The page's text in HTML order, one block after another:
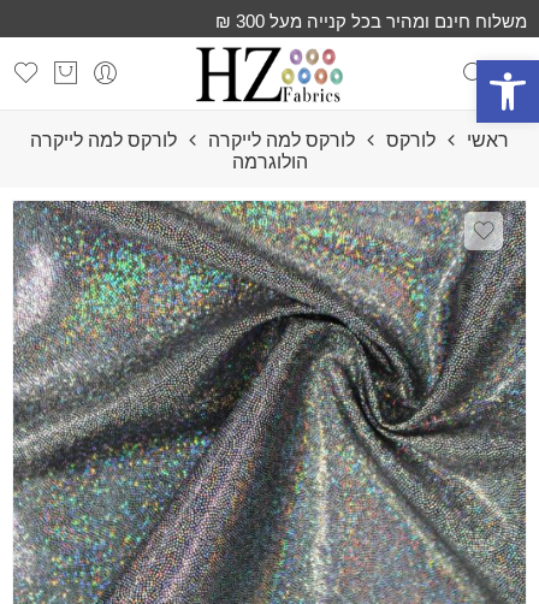
פתח סרגל נגישות
משלוח חינם ומהיר בכל קנייה מעל 300 ₪
ראשי לורקס לורקס למה לייקרה
לורקס למה לייקרה
הולוגרמה